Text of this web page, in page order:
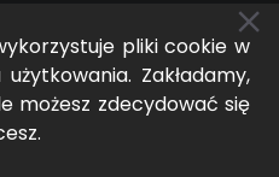
pliki cookie w
Zakładamy,
możesz zdecydować się